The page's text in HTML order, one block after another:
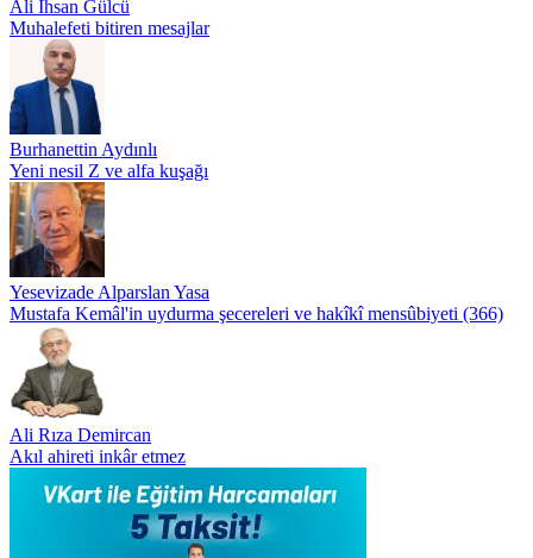
Ali İhsan Gülcü
Muhalefeti bitiren mesajlar
Burhanettin Aydınlı
Yeni nesil Z ve alfa kuşağı
Yesevizade Alparslan Yasa
Mustafa Kemâl'in uydurma şecereleri ve hakîkî mensûbiyeti (366)
Ali Rıza Demircan
Akıl ahireti inkâr etmez